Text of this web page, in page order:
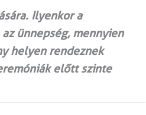
Ilyenkor a
ünnepség, mennyien
helyen rendeznek
előtt szinte